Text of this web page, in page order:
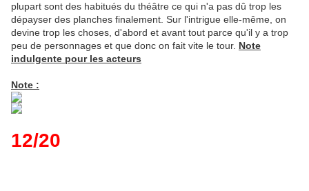
plupart sont des habitués du théâtre ce qui n'a pas dû trop les
dépayser des planches finalement. Sur l'intrigue elle-même, on
devine trop les choses, d'abord et avant tout parce qu'il y a trop
peu de personnages et que donc on fait vite le tour. Note
indulgente pour les acteurs
Note :
12/20